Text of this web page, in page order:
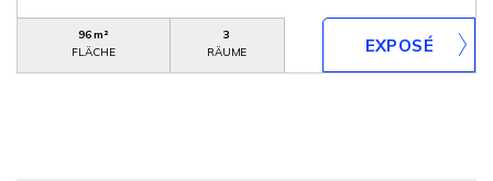
96 m²
FLÄCHE
3
RÄUME